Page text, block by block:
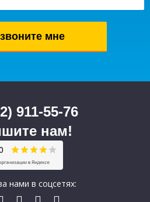
911-55-76
нам!
нами в соцсетях: